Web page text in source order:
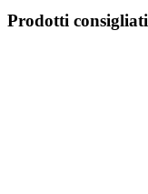
Prodotti consigliati